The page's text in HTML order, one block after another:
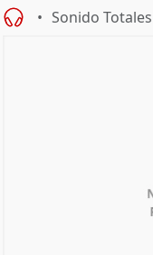
Sonido Totales